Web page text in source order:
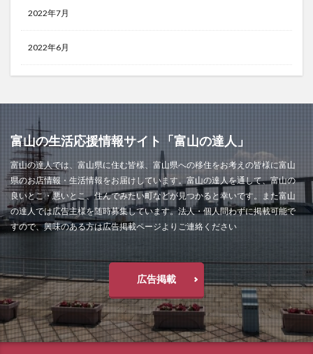
2022年7月
2022年6月
富山の生活応援情報サイト「富山の達人」
富山の達人では、富山県に住む皆様、富山県への移住をお考えの皆様に富山
県のお店情報・生活情報をお届けしています。富山の達人を通して、富山の
良いとこ・悪いとこ、住んでみたい町などが見つかると幸いです。また富山
の達人では広告主様を随時募集しています。法人・個人問わずに掲載可能で
すので、興味のある方は広告掲載ページよりご連絡ください
広告掲載